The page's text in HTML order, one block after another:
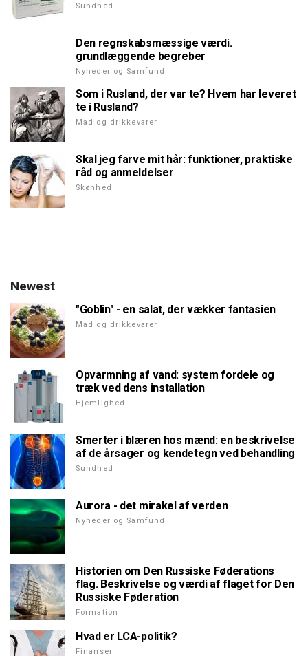
Sundhed
Den regnskabsmæssige værdi.
grundlæggende begreber
Nyheder og Samfund
Som i Rusland, der var te? Hvem har leveret
te i Rusland?
Mad og drikkevarer
Skal jeg farve mit hår: funktioner, praktiske
råd og anmeldelser
Skønhed
Newest
"Goblin" - en salat, der vækker fantasien
Mad og drikkevarer
Opvarmning af vand: system fordele og
træk ved dens installation
Hjemlighed
Smerter i blæren hos mænd: en beskrivelse
af de årsager og kendetegn ved behandling
Sundhed
Aurora - det mirakel af verden
Nyheder og Samfund
Historien om Den Russiske Føderations
flag. Beskrivelse og værdi af flaget for Den
Russiske Føderation
Formation
Hvad er LCA-politik?
Finanser